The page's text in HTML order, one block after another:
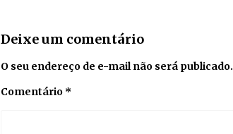
Deixe um comentário
O seu endereço de e-mail não será publicado.
Comentário *